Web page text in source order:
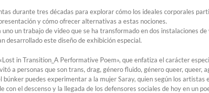
durante tres décadas para explorar cómo los ideales corporales
y cómo ofrecer alternativas a estas nociones.
un trabajo de video que se ha transformado en dos instalaciones
desarrollado este diseño de exhibición especial.
in Transition_A Performative Poem», que enfatiza el carácter
a personas que son trans, drag, género fluido, género queer, queer,
puedes experimentar a la mujer Saray, quien según los
con el descenso y la llegada de los defensores sociales de hoy en un